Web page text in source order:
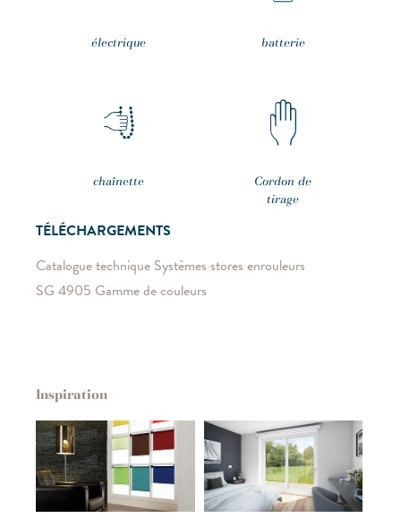
électrique batterie
chaînette
Cordon de
tirage
TÉLÉCHARGEMENTS
Catalogue technique Systèmes stores enrouleurs
SG 4905 Gamme de couleurs
Inspiration